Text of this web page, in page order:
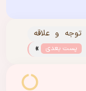
و علاقه
پست بعدی »